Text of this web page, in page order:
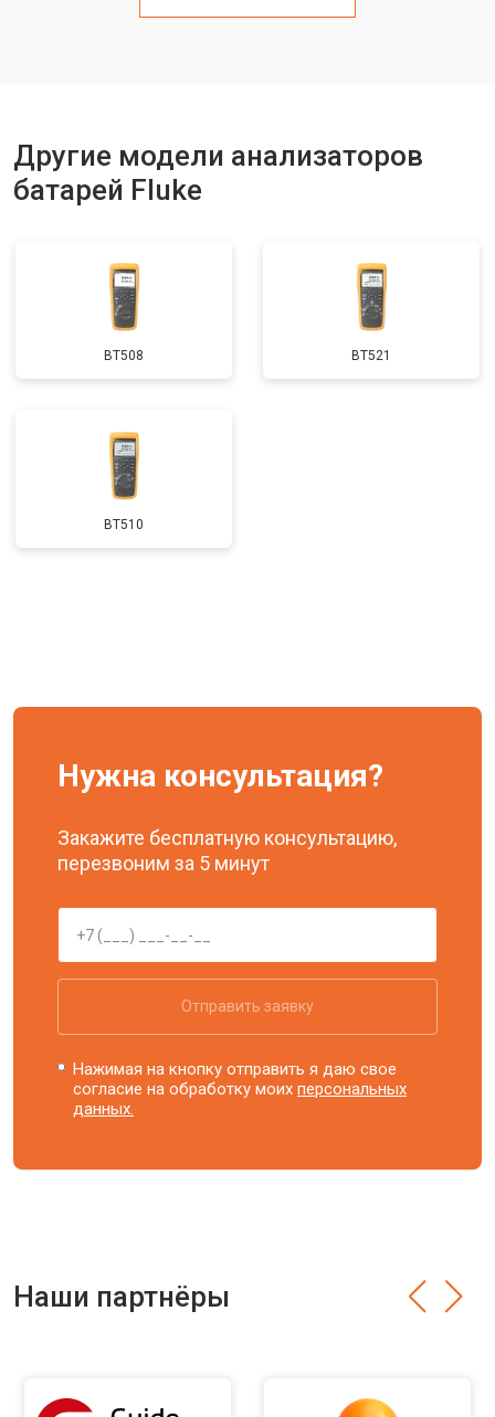
Другие модели анализаторов
батарей Fluke
BT508 BT521
BT510
Нужна консультация?
Закажите бесплатную консультацию,
перезвоним за 5 минут
Отправить заявку
Нажимая на кнопку отправить я даю свое
согласие на обработку моихперсональных
данных.
Наши партнёры